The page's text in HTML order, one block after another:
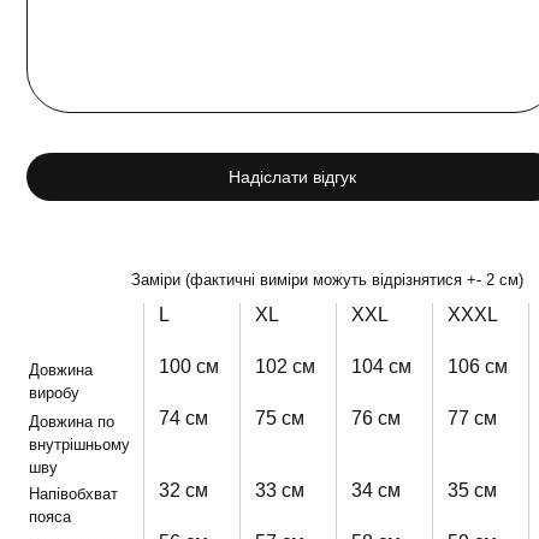
Надіслати відгук
Заміри (фактичні виміри можуть відрізнятися +- 2 см)
L XL XXL XXXL
Довжина
виробу
100 см 102 см 104 см 106 см
Довжина по
внутрішньому
шву
74 см 75 см 76 см 77 см
Напівобхват
пояса
32 см 33 см 34 см 35 см